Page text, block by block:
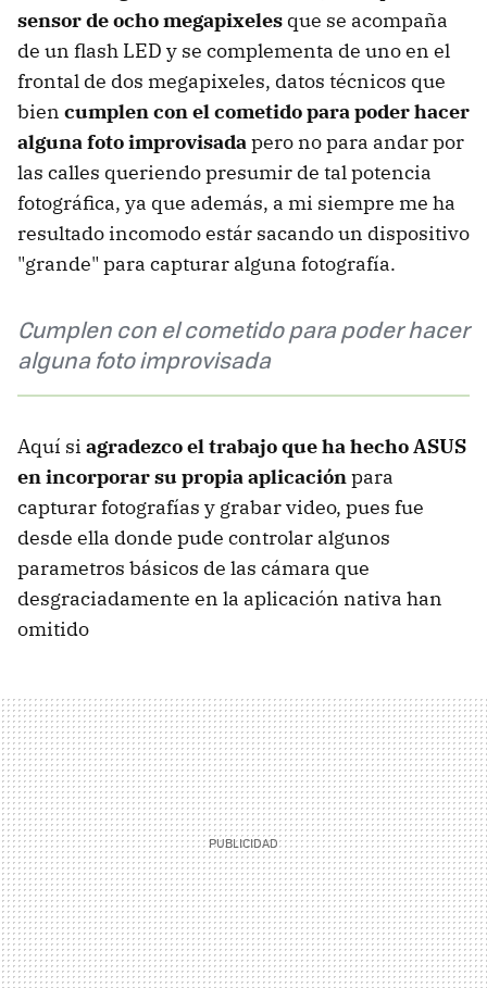
sensor de ocho megapixeles que se acompaña
de un flash LED y se complementa de uno en el
frontal de dos megapixeles, datos técnicos que
bien cumplen con el cometido para poder hacer
alguna foto improvisada pero no para andar por
las calles queriendo presumir de tal potencia
fotográfica, ya que además, a mi siempre me ha
resultado incomodo estár sacando un dispositivo
"grande" para capturar alguna fotografía.
Cumplen con el cometido para poder hacer
alguna foto improvisada
Aquí si agradezco el trabajo que ha hecho ASUS
en incorporar su propia aplicación para
capturar fotografías y grabar video, pues fue
desde ella donde pude controlar algunos
parametros básicos de las cámara que
desgraciadamente en la aplicación nativa han
omitido